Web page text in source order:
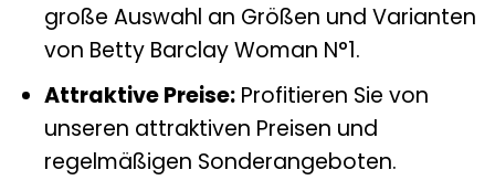
große Auswahl an Größen und Varianten
von Betty Barclay Woman N°1.
Attraktive Preise:Profitieren Sie von
unseren attraktiven Preisen und
regelmäßigen Sonderangeboten.